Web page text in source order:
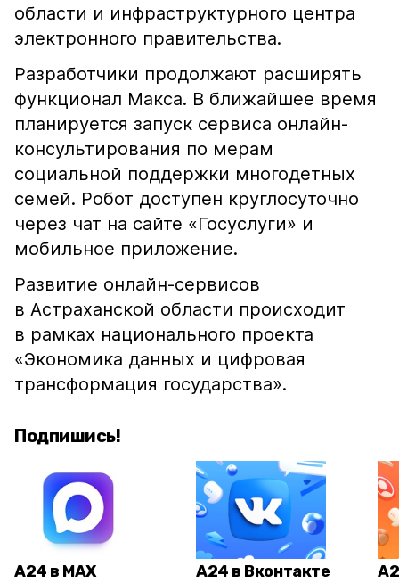
области и инфраструктурного центра
электронного правительства.
Разработчики продолжают расширять
функционал Макса. В ближайшее время
планируется запуск сервиса онлайн-
консультирования по мерам
социальной поддержки многодетных
семей. Робот доступен круглосуточно
через чат на сайте «Госуслуги» и
мобильное приложение.
Развитие онлайн-сервисов
в Астраханской области происходит
в рамках национального проекта
«Экономика данных и цифровая
трансформация государства».
Подпишись!
А24 в MAX А24 в Вконтакте